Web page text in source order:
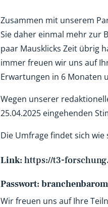
Zusammen mit unserem
Sie daher einmal mehr zur
paar Mausklicks Zeit übrig
immer freuen wir uns auf
Erwartungen in 6 Monaten
Wegen unserer
25.04.2025 eingehenden
Die Umfrage findet sich wie
Link: https://t3-
Passwort:
Wir freuen uns auf Ihre